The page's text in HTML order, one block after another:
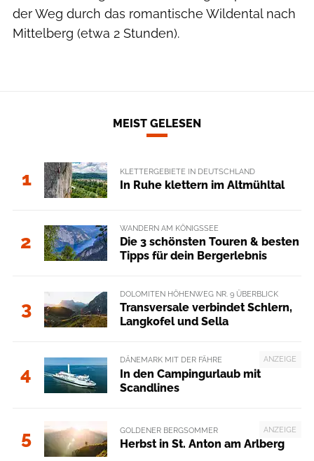
der Weg durch das romantische Wildental nach
Mittelberg (etwa 2 Stunden).
MEIST GELESEN
1 KLETTERGEBIETE IN DEUTSCHLAND
In Ruhe klettern im Altmühltal
2
WANDERN AM KÖNIGSSEE
Die 3 schönsten Touren & besten
Tipps für dein Bergerlebnis
3
DOLOMITEN HÖHENWEG NR. 9 ÜBERBLICK
Transversale verbindet Schlern,
Langkofel und Sella
4
ANZEIGE
DÄNEMARK MIT DER FÄHRE
In den Campingurlaub mit
Scandlines
5 ANZEIGE
GOLDENER BERGSOMMER
Herbst in St. Anton am Arlberg